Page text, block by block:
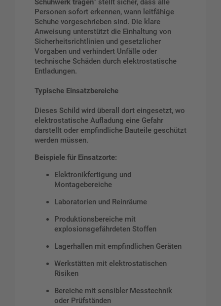
Schuhwerk tragen“ stellt sicher, dass alle
Personen sofort erkennen, wann leitfähige
Schuhe vorgeschrieben sind. Die klare
Anweisung unterstützt die Einhaltung von
Sicherheitsrichtlinien und gesetzlicher
Vorgaben und verhindert Unfälle oder
technische Schäden durch elektrostatische
Entladungen.
Typische Einsatzbereiche
Dieses Schild wird überall dort eingesetzt, wo
elektrostatische Aufladung eine Gefahr
darstellt oder empfindliche Bauteile geschützt
werden müssen.
Beispiele für Einsatzorte:
Elektronikfertigung und
Montagebereiche
Laboratorien und Reinräume
Produktionsbereiche mit
explosionsgefährdeten Stoffen
Lagerhallen mit empfindlichen Geräten
Werkstätten mit elektrostatischen
Risiken
Bereiche mit sensibler Messtechnik
oder Prüfständen